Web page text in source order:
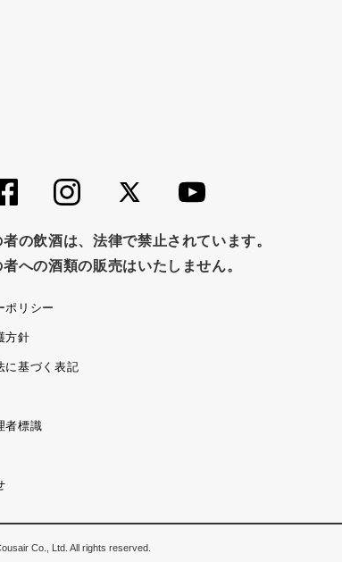
の飲酒は、法律で禁止されています。
への酒類の販売はいたしません。
ポリシー
方針
に基づく表記
者標識
Co., Ltd. All rights reserved.